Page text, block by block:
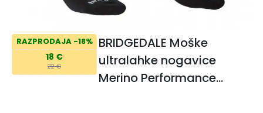
RAZPRODAJA -18%
18 €
22 €
BRIDGEDALE Moške
ultralahke nogavice
Merino Performance